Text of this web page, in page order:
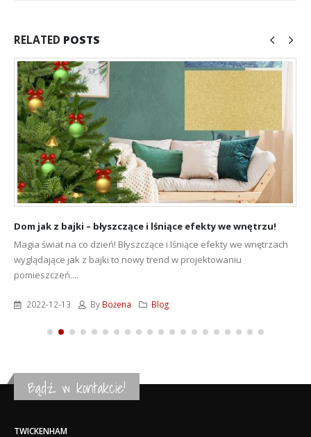
RELATED POSTS
Dom jak z bajki – błyszczące i lśniące efekty we wnętrzu!
Magia świat na co dzień! Błyszczące i lśniące efekty we wnętrzach
wyglądające jak z bajki to nowy trend w projektowaniu
pomieszczeń....
2022-12-13 By Bożena Blog
Bądź w kontakcie!
TWICKENHAM